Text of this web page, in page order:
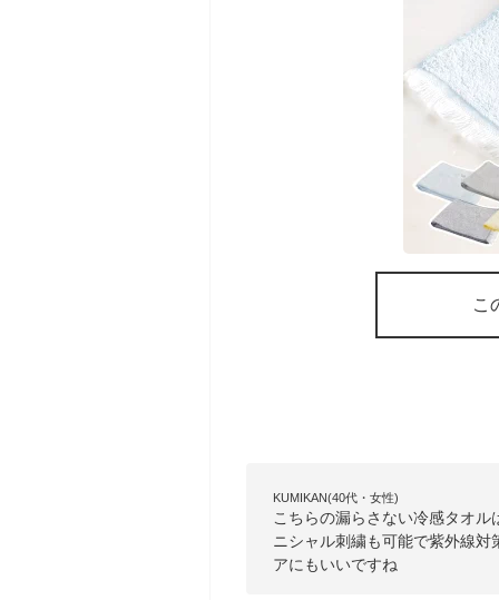
こ
KUMIKAN(40代・女性)
こちらの漏らさない冷感タオ
ニシャル刺繍も可能で紫外線
アにもいいですね